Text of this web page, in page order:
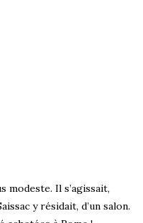
modeste. Il s’agissait,
y résidait, d’un salon.